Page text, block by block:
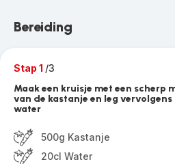
Bereiding
Stap 1 /3
Maak een kruisje met een scherp
van de kastanje en leg
water
500g Kastanje
20cl Water